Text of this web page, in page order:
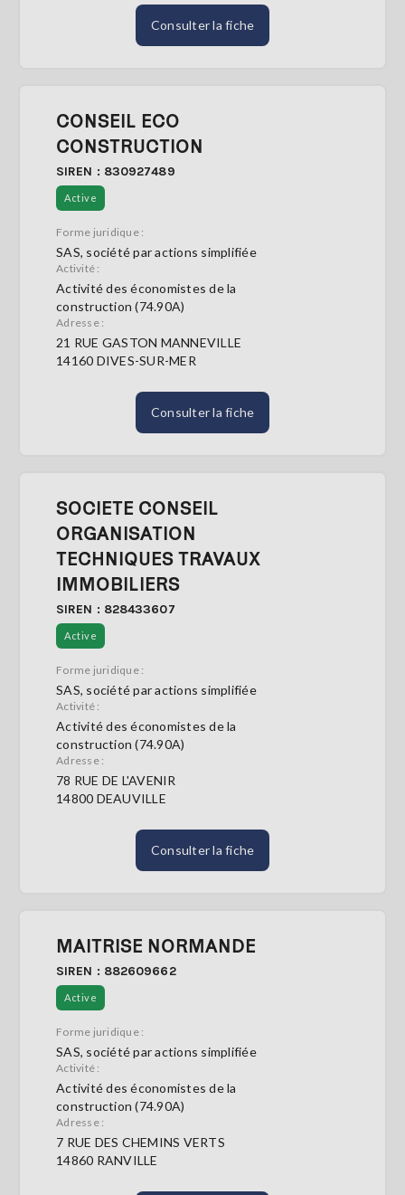
Consulter la fiche
CONSEIL ECO
CONSTRUCTION
SIREN : 830927489
Active
Forme juridique :
SAS, société par actions simplifiée
Activité :
Activité des économistes de la
construction (74.90A)
Adresse :
21 RUE GASTON MANNEVILLE
14160 DIVES-SUR-MER
Consulter la fiche
SOCIETE CONSEIL
ORGANISATION
TECHNIQUES TRAVAUX
IMMOBILIERS
SIREN : 828433607
Active
Forme juridique :
SAS, société par actions simplifiée
Activité :
Activité des économistes de la
construction (74.90A)
Adresse :
78 RUE DE L'AVENIR
14800 DEAUVILLE
Consulter la fiche
MAITRISE NORMANDE
SIREN : 882609662
Active
Forme juridique :
SAS, société par actions simplifiée
Activité :
Activité des économistes de la
construction (74.90A)
Adresse :
7 RUE DES CHEMINS VERTS
14860 RANVILLE